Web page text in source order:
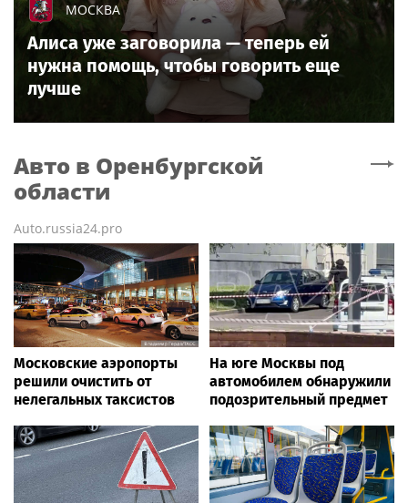
МОСКВА
Алиса уже заговорила — теперь ей
нужна помощь, чтобы говорить еще
лучше
Авто в Оренбургской
области
Auto.russia24.pro
Московские аэропорты
решили очистить от
нелегальных таксистов
На юге Москвы под
автомобилем обнаружили
подозрительный предмет